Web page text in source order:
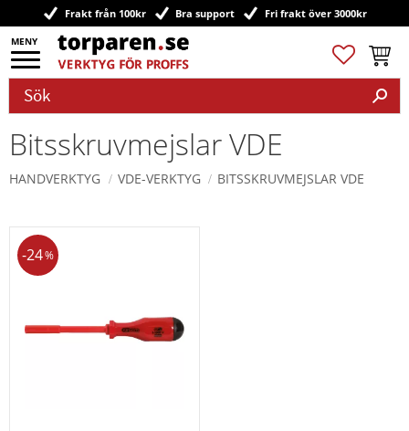
Meny
Frakt från 100kr Bra support Fri frakt över 3000kr
Favoriter
Bitsskruvmejslar VDE
HANDVERKTYG VDE-VERKTYG BITSSKRUVMEJSLAR VDE
24%